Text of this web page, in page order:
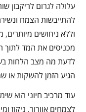
עלולה לגרום לריקבון
להתייבשות הצמח
וללא ניחושים מיותרים,
מכניסים את המד לתוך
לדעת מה מצב הלחות
הגיע הזמן להשקות או
עוד מרכיב חיוני הוא
לצמחים אוורור, ניקוז